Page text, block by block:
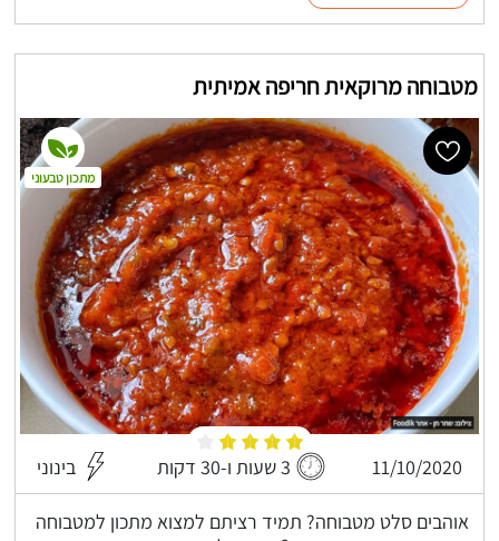
מטבוחה מרוקאית חריפה אמיתית
11/10/2020 3 שעות ו-30 דקות בינוני
אוהבים סלט מטבוחה? תמיד רציתם למצוא מתכון למטבוחה
מתכון טבעוני